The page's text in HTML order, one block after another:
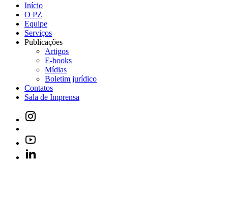
Início
O PZ
Equipe
Serviços
Publicações
Artigos
E-books
Mídias
Boletim jurídico
Contatos
Sala de Imprensa